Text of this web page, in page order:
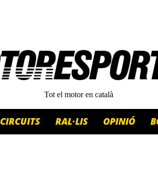
Tot el motor en català
CIRCUITS RAL·LIS OPINIÓ